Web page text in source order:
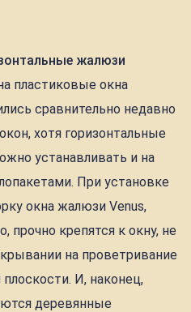
жалюзи
пластиковые окна
сравнительно недавно
хотя горизонтальные
устанавливать и на
При установке
окна жалюзи Venus,
прочно крепятся к окну, не
на проветривание
И, наконец,
деревянные